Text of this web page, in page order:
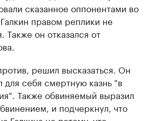
сказанное оппонентами во
правом реплики не
Также он отказался от
решил высказаться. Он
для себя смертную казнь "в
Также обвиняемый выразил
и подчеркнул, что